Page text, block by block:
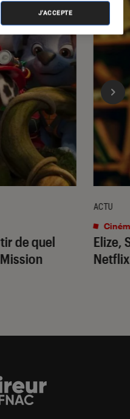
de quel
Mission
Elize,
ACTU
J'ACCEPTE